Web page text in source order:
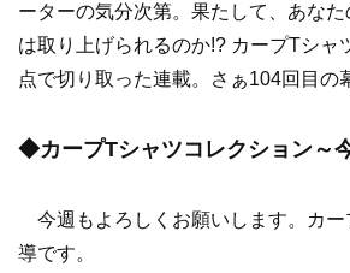
ーターの気分次第。果たして、あな
は取り上げられるのか!? カープTシャ
点で切り取った連載。さぁ104回目の
◆カープTシャツコレクション～
今週もよろしくお願いします。カー
導です。